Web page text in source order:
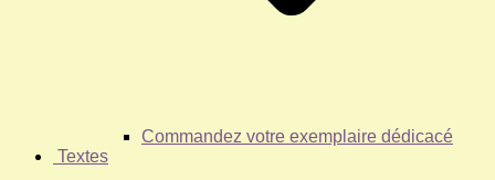
Commandez votre exemplaire dédicacé
Textes